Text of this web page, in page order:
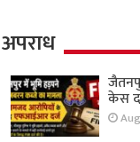
अपराध
केस